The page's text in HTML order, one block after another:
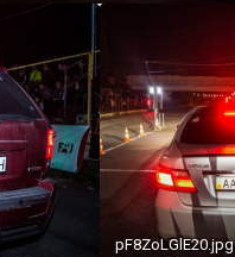
pF8ZoLGlE20.jpg